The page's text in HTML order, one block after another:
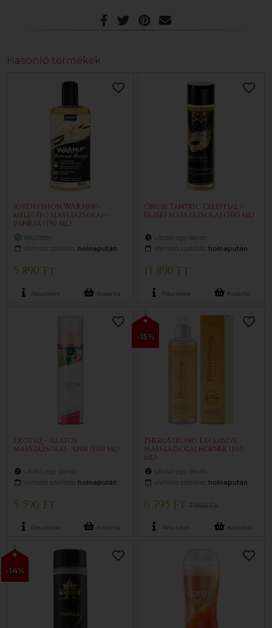
Hasonló termékek
JoyDivision WARMup -
melegítő masszázsolaj -
vanília (150 ml)
készleten
várható szállítás: holnapután
5 890 Ft
Részletek Kosárba
Orgie Tantric Celestial -
érzéki masszázsolaj (200 ml)
utolsó egy darab
várható szállítás: holnapután
11 890 Ft
Részletek Kosárba
Exotiq - illatos
masszázsolaj - eper (100 ml)
utolsó egy darab
várható szállítás: holnapután
5 590 Ft
Részletek Kosárba
-15%
PheroStrong Exclusive -
masszázsolaj nőknek (100
ml)
utolsó egy darab
várható szállítás: holnapután
6 795 Ft7 990 Ft
Részletek Kosárba
-14%